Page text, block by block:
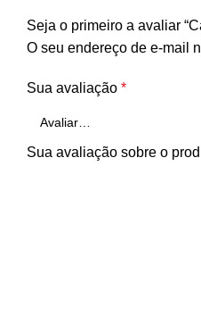
Seja o primeiro a avaliar
O seu endereço de e-mail
Sua avaliação *
Sua avaliação sobre o